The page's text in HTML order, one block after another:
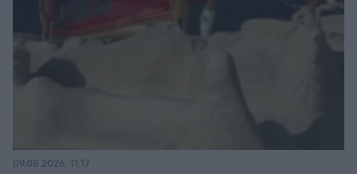
09.08.2026, 11:17